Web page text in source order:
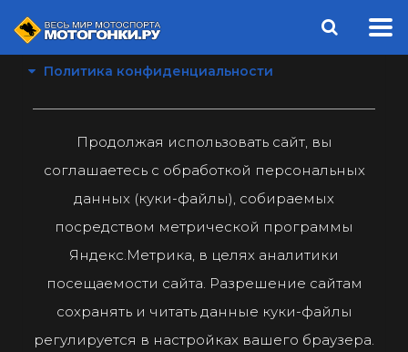
Политика конфиденциальности
Продолжая использовать сайт, вы
соглашаетесь с обработкой персональных
данных (куки-файлы), собираемых
посредством метрической программы
Яндекс.Метрика, в целях аналитики
посещаемости сайта. Разрешение сайтам
сохранять и читать данные куки-файлы
регулируется в настройках вашего браузера.